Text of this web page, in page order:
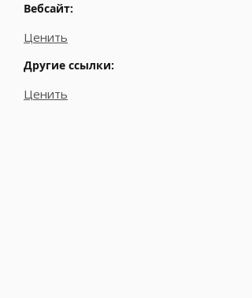
Вебсайт:
Ценить
Другие ссылки:
Ценить